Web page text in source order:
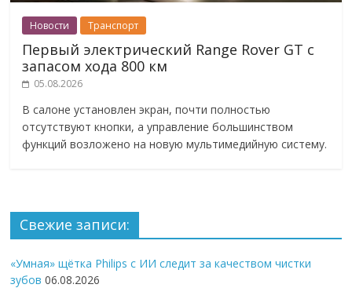
Новости Транспорт
Первый электрический Range Rover GT с
запасом хода 800 км
05.08.2026
В салоне установлен экран, почти полностью
отсутствуют кнопки, а управление большинством
функций возложено на новую мультимедийную систему.
Свежие записи:
«Умная» щётка Philips с ИИ следит за качеством чистки
зубов 06.08.2026